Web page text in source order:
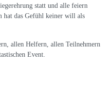
statt und alle feiern
hat das Gefühl keiner will als
allen Helfern, allen Teilnehmern
Event.